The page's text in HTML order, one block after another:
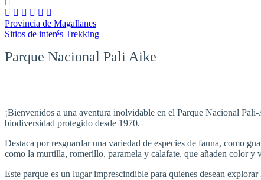
Provincia de Magallanes
Sitios de interés Trekking
Parque Nacional Pali Aike
¡Bienvenidos a una aventura inolvidable en el Parque Nacional
biodiversidad protegido desde 1970.
Destaca por resguardar una variedad de especies de fauna, como
como la murtilla, romerillo, paramela y calafate, que añaden color y
Este parque es un lugar imprescindible para quienes desean